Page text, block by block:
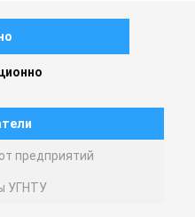
предприятий
УГНТУ